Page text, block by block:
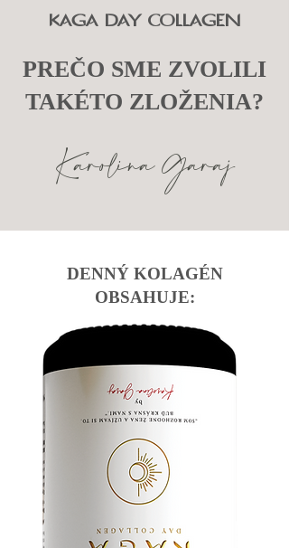
KAGA DAY COLLAGEN
PREČO SME ZVOLILI
TAKÉTO ZLOŽENIA?
Karolína Garaj
DENNÝ KOLAGÉN
OBSAHUJE: